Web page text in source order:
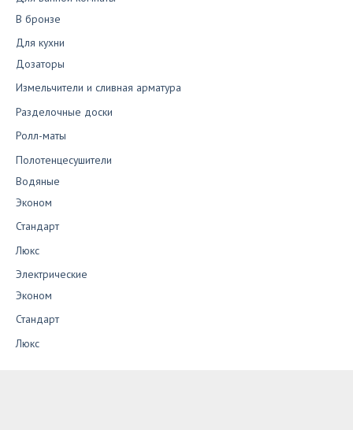
В бронзе
Для кухни
Дозаторы
Измельчители и сливная арматура
Разделочные доски
Ролл-маты
Полотенцесушители
Водяные
Эконом
Стандарт
Люкс
Электрические
Эконом
Стандарт
Люкс